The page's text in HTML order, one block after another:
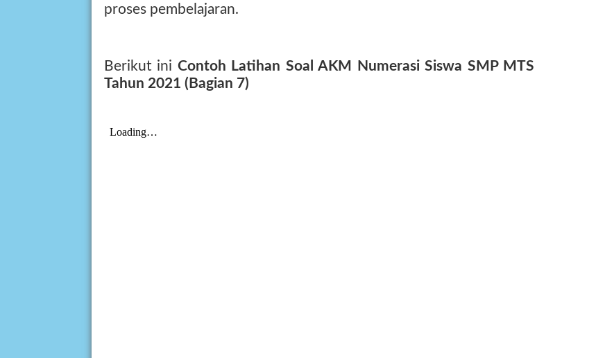
proses pembelajaran.
Berikut ini Contoh Latihan Soal AKM Numerasi Siswa SMP MTS
Tahun 2021 (Bagian 7)